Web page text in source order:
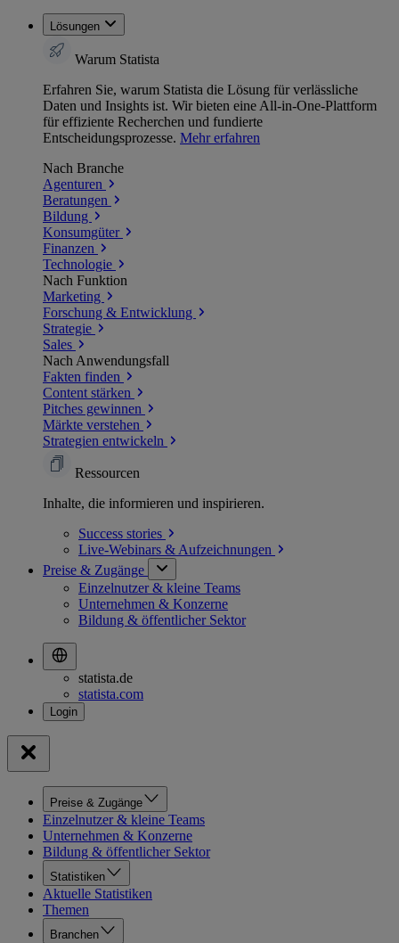
Lösungen
Warum Statista
Erfahren Sie, warum Statista die Lösung für verlässliche
Daten und Insights ist. Wir bieten eine All-in-One-Plattform
für effiziente Recherchen und fundierte
Entscheidungsprozesse. Mehr erfahren
Nach Branche
Agenturen
Beratungen
Bildung
Konsumgüter
Finanzen
Technologie
Nach Funktion
Marketing
Forschung & Entwicklung
Strategie
Sales
Nach Anwendungsfall
Fakten finden
Content stärken
Pitches gewinnen
Märkte verstehen
Strategien entwickeln
Ressourcen
Inhalte, die informieren und inspirieren.
Success stories
Live-Webinars & Aufzeichnungen
Preise & Zugänge
Einzelnutzer & kleine Teams
Unternehmen & Konzerne
Bildung & öffentlicher Sektor
statista.de
statista.com
Preise & Zugänge
Einzelnutzer & kleine Teams
Unternehmen & Konzerne
Bildung & öffentlicher Sektor
Statistiken
Aktuelle Statistiken
Themen
Branchen